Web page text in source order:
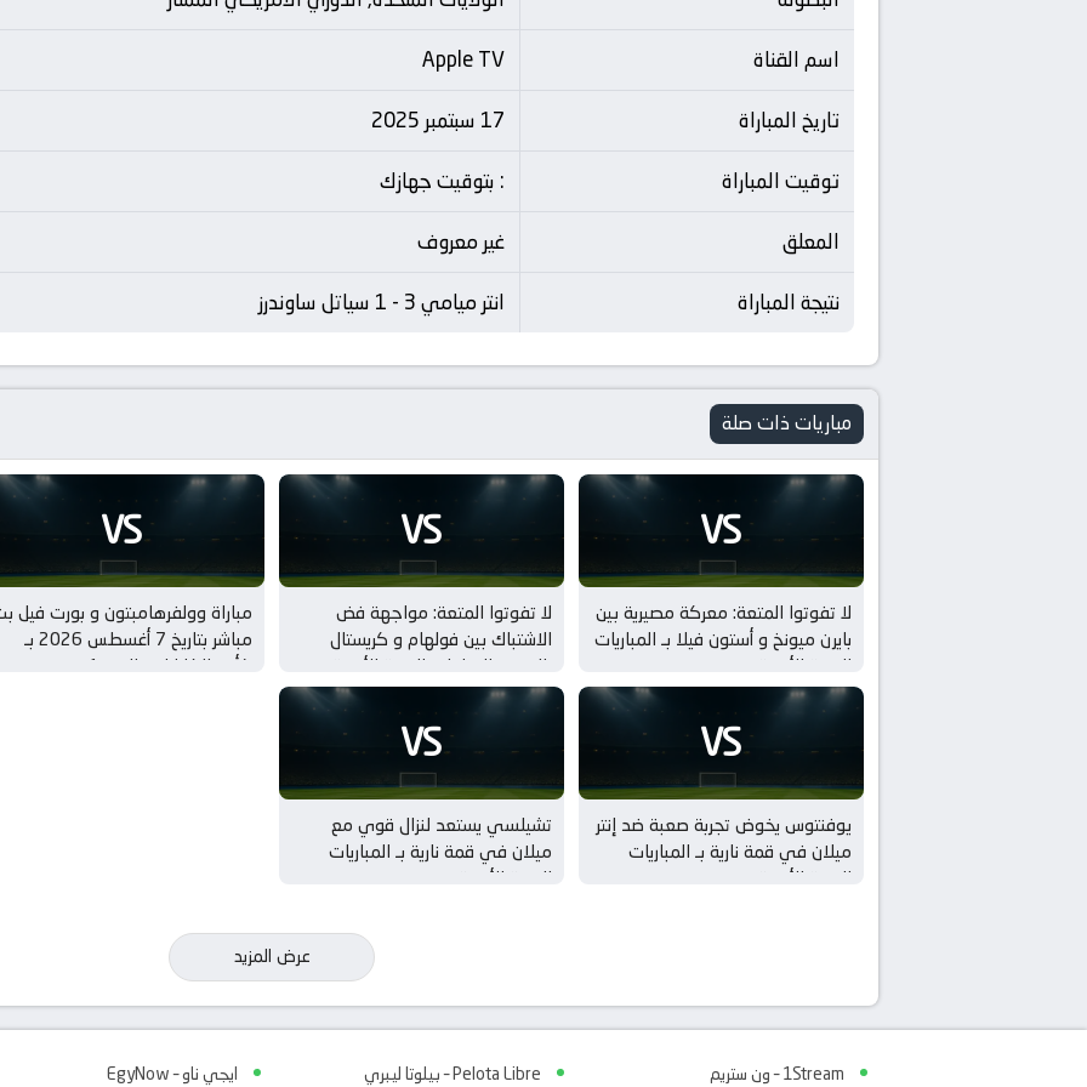
اسم القناة
Apple TV
تاريخ المباراة
17 سبتمبر 2025
توقيت المباراة
: بتوقيت جهازك
المعلق
غير معروف
نتيجة المباراة
انتر ميامي 3 - 1 سياتل ساوندرز
مباريات ذات صلة
VS
لا تفوتوا المتعة: معركة مصيرية بين
بايرن ميونخ و أستون فيلا بـ المباريات
الودية للأندية
VS
لا تفوتوا المتعة: مواجهة فض
الاشتباك بين فولهام و كريستال
بالاس بـ المباريات الودية للأندية
VS
مباراة وولفرهامبتون و بورت فيل
مباشر بتاريخ 7 أغسطس 2026 بـ
كأس الكاراباو – الدور 1
VS
يوفنتوس يخوض تجربة صعبة ضد إنتر
ميلان في قمة نارية بـ المباريات
الودية للأندية
VS
تشيلسي يستعد لنزال قوي مع
ميلان في قمة نارية بـ المباريات
الودية للأندية
عرض المزيد
1Stream – ون ستريم Pelota Libre – بيلوتا ليبري ايجي ناو – EgyNow